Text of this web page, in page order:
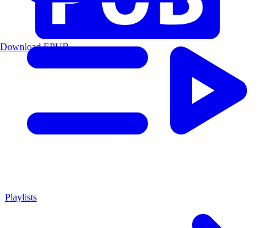
Playlists
Download EPUB